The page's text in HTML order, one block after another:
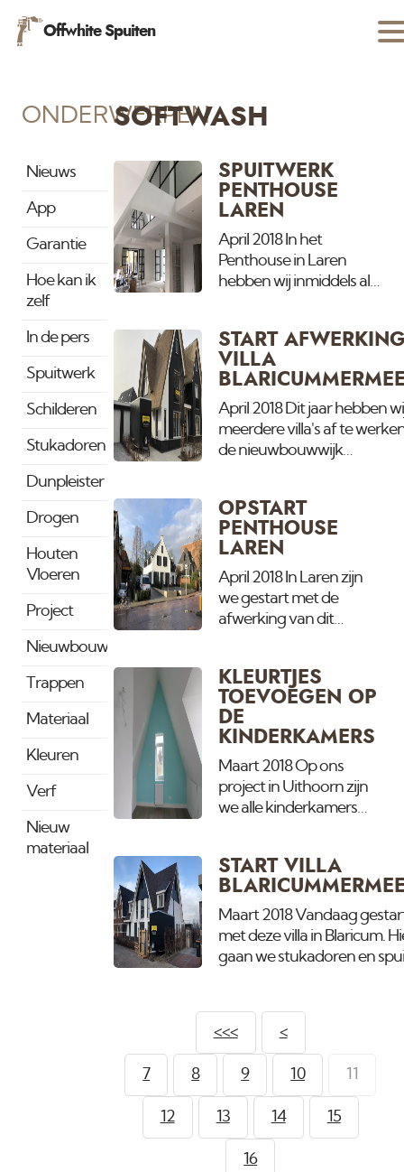
Offwhite Spuiten
ONDERWERPEN
Nieuws
App
Garantie
Hoe kan ik
zelf
In de pers
Spuitwerk
Schilderen
Stukadoren
Dunpleister
Drogen
Houten
Vloeren
Project
Nieuwbouw
Trappen
Materiaal
Kleuren
Verf
Nieuw
materiaal
SOFTWASH
SPUITWERK
PENTHOUSE
LAREN
April 2018 In het
Penthouse in Laren
hebben wij inmiddels alle
Buitenverftex kwaliteit.
Dit wordt weer een eens
een woning zoals er
geen andere zijn. Meer
dan 1000 m2 spuitwerk
en trots dat wij hieraan
START
VILLA
April 2018 Dit jaar hebben
meerdere villa's af te
de nieuwbouwwijk
waar we het stuukwerk en
spuiten van de wanden,
plafonds en het houtwerk
verzorgen. De andere villa
te bekijken.
OPSTART
PENTHOUSE
LAREN
April 2018 In Laren zijn
we gestart met de
afwerking van dit
Gelegen boven het
Aziatische restaurant
Cha welke net is
geopend.
KLEURTJES
TOEVOEGEN OP
DE
KINDERKAMERS
Maart 2018 Op ons
project in Uithoorn zijn
we alle kinderkamers
uitgekozen kleurtje op
de wanden zodat
iedereen echt zijn eigen
kamert heeft.
START VILLA
Maart 2018 Vandaag
met deze villa in Blaricum.
gaan we stukadoren en
<<< <
7 8 9 10 11
12 13 14 15
16